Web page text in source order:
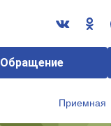
Обращение
Приемная